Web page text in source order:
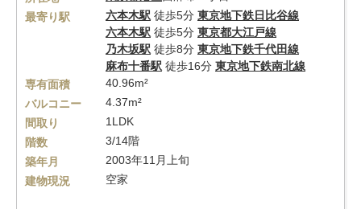
最寄り駅
六本木駅 徒歩5分 東京地下鉄日比谷線
六本木駅 徒歩5分 東京都大江戸線
乃木坂駅 徒歩8分 東京地下鉄千代田線
麻布十番駅 徒歩16分 東京地下鉄南北線
専有面積
40.96m²
バルコニー
4.37m²
間取り
1LDK
階数
3/14階
築年月
2003年11月上旬
建物現況
空家